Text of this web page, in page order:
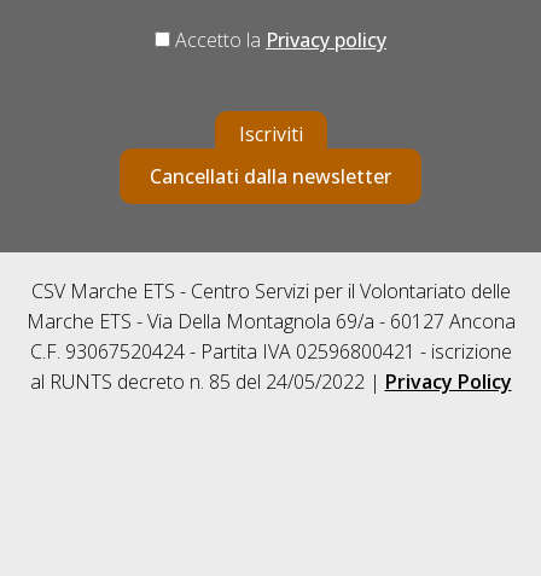
Accetto la Privacy policy
Iscriviti
Cancellati dalla newsletter
CSV Marche ETS - Centro Servizi per il Volontariato delle
Marche ETS - Via Della Montagnola 69/a - 60127 Ancona
C.F. 93067520424 - Partita IVA 02596800421 - iscrizione
al RUNTS decreto n. 85 del 24/05/2022 | Privacy Policy